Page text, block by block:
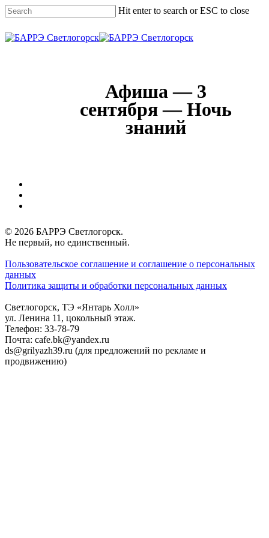
Skip
to
main
content
Hit enter to search or ESC to close
Close
Афиша — 3
сентября — Ночь
знаний
© 2026 БАРРЭ Светлогорск.
Не первый, но единственный.
Пользовательское соглашение и соглашение о персональных
данных
Политика защиты и обработки персональных данных
Светлогорск, ТЭ «Янтарь Холл»
ул. Ленина 11, цокольный этаж.
Телефон: 33-78-79
Почта: cafe.bk@yandex.ru
ds@grilyazh39.ru (для предложений по рекламе и
продвижению)